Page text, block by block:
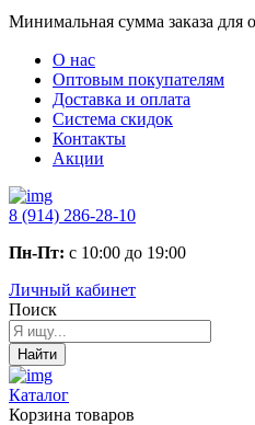
Минимальная сумма заказа для
О нас
Оптовым покупателям
Доставка и оплата
Система скидок
Контакты
Акции
8 (914) 286-28-10
Пн-Пт: с 10:00 до 19:00
Личный кабинет
Поиск
Найти
Каталог
Корзина товаров